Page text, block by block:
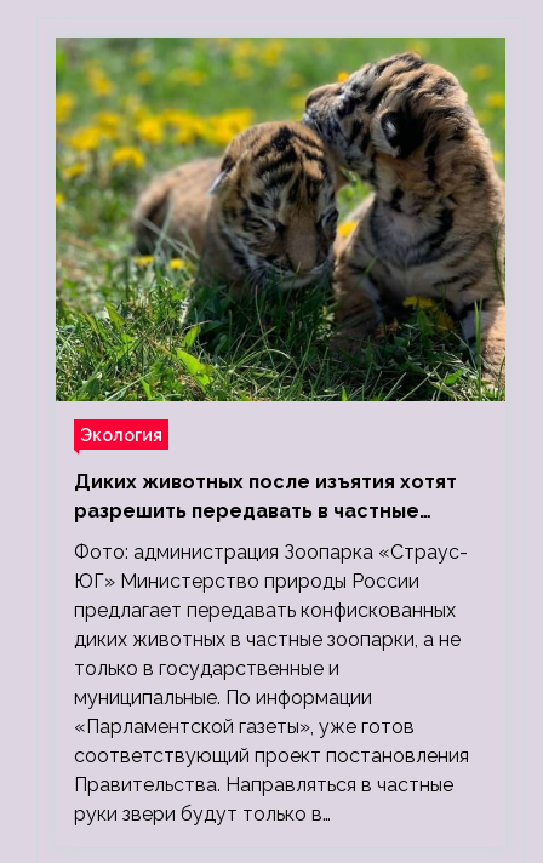
Экология
Диких животных после изъятия хотят
разрешить передавать в частные
зоопарки
Фото: администрация Зоопарка «Страус-
ЮГ» Министерство природы России
предлагает передавать конфискованных
диких животных в частные зоопарки, а не
только в государственные и
муниципальные. По информации
«Парламентской газеты», уже готов
соответствующий проект постановления
Правительства. Направляться в частные
руки звери будут только в…